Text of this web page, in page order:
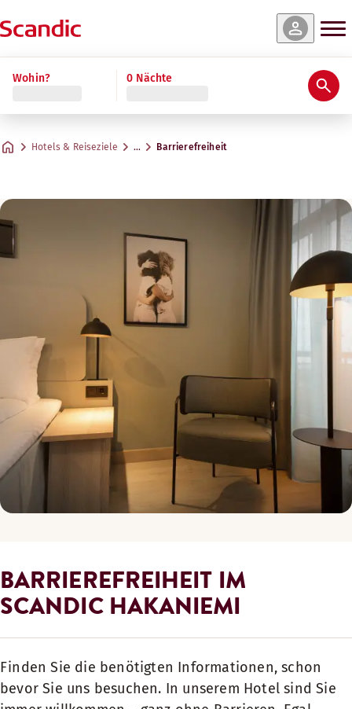
Wohin? 0 Nächte
Hotels & Reiseziele … Barrierefreiheit
BARRIEREFREIHEIT IM
SCANDIC HAKANIEMI
Finden Sie die benötigten Informationen, schon
bevor Sie uns besuchen. In unserem Hotel sind Sie